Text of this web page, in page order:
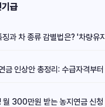
급
징과 차 종류 감별법은? '차량유
인상안 총정리: 수급자격부터
월 300만원 받는 농지연금 신청